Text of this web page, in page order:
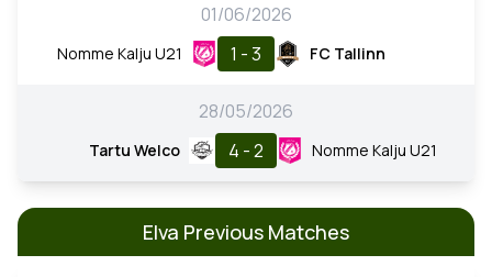
01/06/2026
Nomme Kalju U21 1 - 3 FC Tallinn
28/05/2026
Tartu Welco 4 - 2 Nomme Kalju U21
Elva Previous Matches